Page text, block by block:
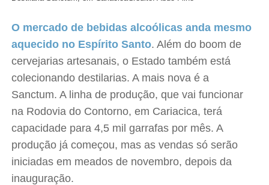
O mercado de bebidas alcoólicas anda mesmo
aquecido no Espírito Santo. Além do boom de
cervejarias artesanais, o Estado também está
colecionando destilarias. A mais nova é a
Sanctum. A linha de produção, que vai funcionar
na Rodovia do Contorno, em Cariacica, terá
capacidade para 4,5 mil garrafas por mês. A
produção já começou, mas as vendas só serão
iniciadas em meados de novembro, depois da
inauguração.